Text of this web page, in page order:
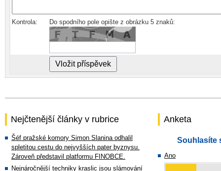
Kontrola: Do spodního pole opište z obrázku 5 znaků:
Nejčtenější články v rubrice
Šéf pražské komory Simon Slanina odhalil
spletitou cestu do nejvyšších pater byznysu.
Zároveň představil platformu FINOBCE.
Nejnáročnější techniky kraslic jsou slámování
Anketa
Souhlasíte
Ano